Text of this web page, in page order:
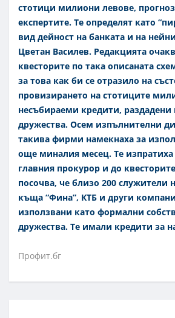
стотици милиони левове,
експертите. Те определят като
вид дейност на банката и на
Цветан Василев. Редакцията
квесторите по така описаната
за това как би се отразило на
провизирането на стотиците
несъбираеми кредити, раздадени
дружества. Осем изпълнителни
такива фирми намекнаха за
още миналия месец. Те
главния прокурор и до
посочва, че близо 200 служители
къща “Фина”, КТБ и други
използвани като формални
дружества. Те имали кредити за
Профит.бг